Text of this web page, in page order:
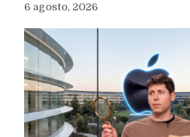
6 agosto, 2026